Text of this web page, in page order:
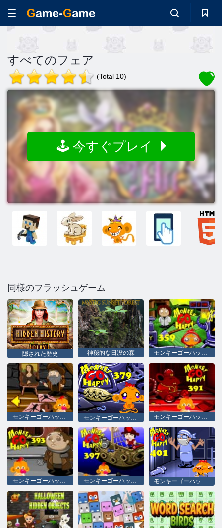
すべてのフェア
(Total 10)
🕹️ 今すぐプレイ
同様のフラッシュゲーム
隠された歴史 神秘的な日没の森 モンキーゴーハッピーステージ359
モンキーゴーハッピーステージ371 モンキーゴーハッピーステージ391
モンキーゴーハッピーステージ393 モンキーゴーハッピーステージ397 モンキーゴーハッピーステージ401